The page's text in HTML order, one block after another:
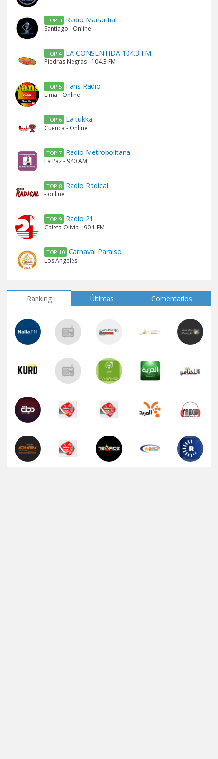
TOP 3 Radio Manantial
Santiago - Online
TOP 4 LA CONSENTIDA 104.3 FM
Piedras Negras - 104.3 FM
TOP 5 Fans Radio
Lima - Online
TOP 6 La tukka
Cuenca - Online
TOP 7 Radio Metropolitana
La Paz - 940 AM
TOP 8 Radio Radical
- online
TOP 9 Radio 21
Caleta Olivia - 90.1 FM
TOP 10 Carnaval Paraiso
Los Ángeles
Ranking Últimas Comentarios